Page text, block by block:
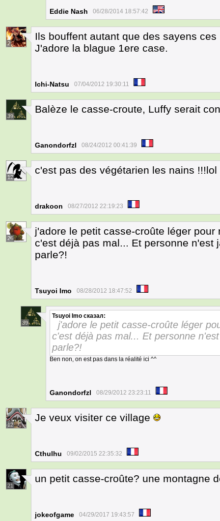
Eddie Nash 06/28/2014 18:57:42
2
Ils bouffent autant que des sayens ces
J'adore la blague 1ere case.
Ichi-Natsu 07/04/2012 19:30:11
39
Balèze le casse-croute, Luffy serait
Ganondorfzl 08/24/2012 00:41:39
12
c'est pas des végétarien les nains !!!lol
drakoon 08/27/2012 22:19:23
26
j'adore le petit casse-croûte léger
c'est déjà pas mal... Et personne n'est
parle?!
Tsuyoi Imo 08/28/2012 18:47:52
39
Tsuyoi Imo сказал:
j'adore le petit casse-croûte léger
c'est déjà pas mal... Et personne
parle?!
Ben non, on est pas dans la réalité ici ^^
Ganondorfzl 08/29/2012 23:23:11
12
Je veux visiter ce village
Cthulhu 09/02/2015 22:35:32
21
un petit casse-croûte? une montagne
jokeofgame 04/29/2017 19:43:57